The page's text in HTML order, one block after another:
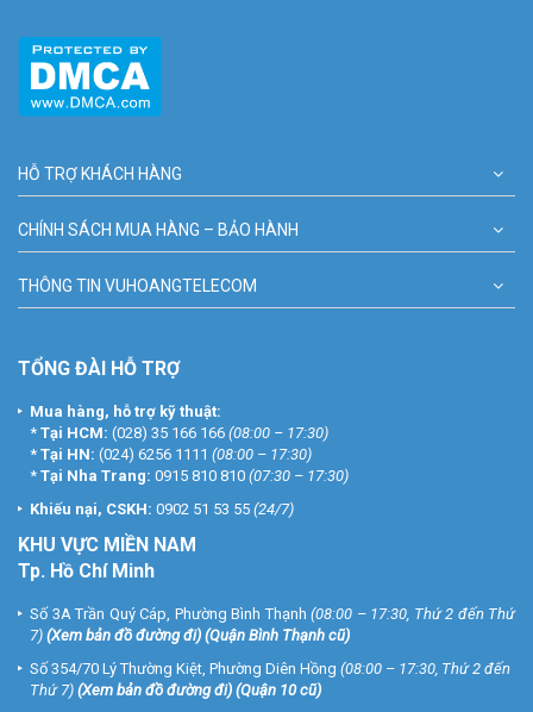
HỖ TRỢ KHÁCH HÀNG
CHÍNH SÁCH MUA HÀNG – BẢO HÀNH
THÔNG TIN VUHOANGTELECOM
TỔNG ĐÀI HỖ TRỢ
Mua hàng, hỗ trợ kỹ thuật:
* Tại HCM: (028) 35 166 166 (08:00 – 17:30)
* Tại HN: (024) 6256 1111 (08:00 – 17:30)
* Tại Nha Trang: 0915 810 810 (07:30 – 17:30)
Khiếu nại, CSKH: 0902 51 53 55 (24/7)
KHU VỰC MIỀN NAM
Tp. Hồ Chí Minh
Số 3A Trần Quý Cáp, Phường Bình Thạnh (08:00 – 17:30, Thứ 2 đến Thứ
7) (Xem bản đồ đường đi) (Quận Bình Thạnh cũ)
Số 354/70 Lý Thường Kiệt, Phường Diên Hồng (08:00 – 17:30, Thứ 2 đến
Thứ 7) (Xem bản đồ đường đi) (Quận 10 cũ)